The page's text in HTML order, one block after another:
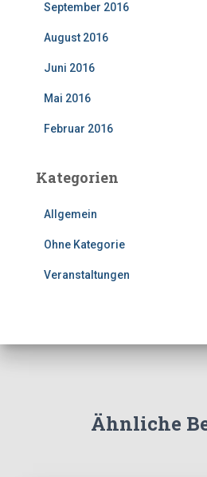
September 2016
August 2016
Juni 2016
Mai 2016
Februar 2016
Kategorien
Allgemein
Ohne Kategorie
Veranstaltungen
Ähnliche